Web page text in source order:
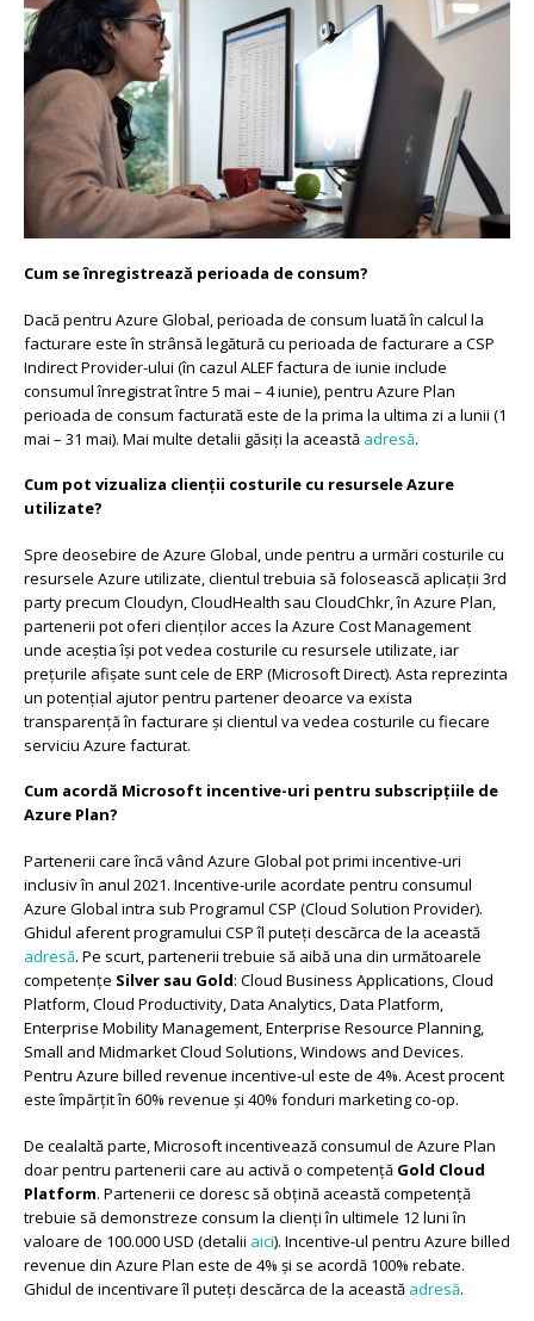
Cum se înregistrează perioada de consum?
Dacă pentru Azure Global, perioada de consum luată în calcul la
facturare este în strânsă legătură cu perioada de facturare a CSP
Indirect Provider-ului (în cazul ALEF factura de iunie include
consumul înregistrat între 5 mai – 4 iunie), pentru Azure Plan
perioada de consum facturată este de la prima la ultima zi a lunii (1
mai – 31 mai). Mai multe detalii găsiți la această adresă.
Cum pot vizualiza clienții costurile cu resursele Azure
utilizate?
Spre deosebire de Azure Global, unde pentru a urmări costurile cu
resursele Azure utilizate, clientul trebuia să folosească aplicații 3rd
party precum Cloudyn, CloudHealth sau CloudChkr, în Azure Plan,
partenerii pot oferi clienților acces la Azure Cost Management
unde aceștia își pot vedea costurile cu resursele utilizate, iar
prețurile afișate sunt cele de ERP (Microsoft Direct). Asta reprezinta
un potențial ajutor pentru partener deoarce va exista
transparență în facturare și clientul va vedea costurile cu fiecare
serviciu Azure facturat.
Cum acordă Microsoft incentive-uri pentru subscripțiile de
Azure Plan?
Partenerii care încă vând Azure Global pot primi incentive-uri
inclusiv în anul 2021. Incentive-urile acordate pentru consumul
Azure Global intra sub Programul CSP (Cloud Solution Provider).
Ghidul aferent programului CSP îl puteți descărca de la această
adresă. Pe scurt, partenerii trebuie să aibă una din următoarele
competențe Silver sau Gold: Cloud Business Applications, Cloud
Platform, Cloud Productivity, Data Analytics, Data Platform,
Enterprise Mobility Management, Enterprise Resource Planning,
Small and Midmarket Cloud Solutions, Windows and Devices.
Pentru Azure billed revenue incentive-ul este de 4%. Acest procent
este împărțit în 60% revenue și 40% fonduri marketing co-op.
De cealaltă parte, Microsoft incentivează consumul de Azure Plan
doar pentru partenerii care au activă o competență Gold Cloud
Platform. Partenerii ce doresc să obțină această competență
trebuie să demonstreze consum la clienți în ultimele 12 luni în
valoare de 100.000 USD (detalii aici). Incentive-ul pentru Azure billed
revenue din Azure Plan este de 4% și se acordă 100% rebate.
Ghidul de incentivare îl puteți descărca de la această adresă.